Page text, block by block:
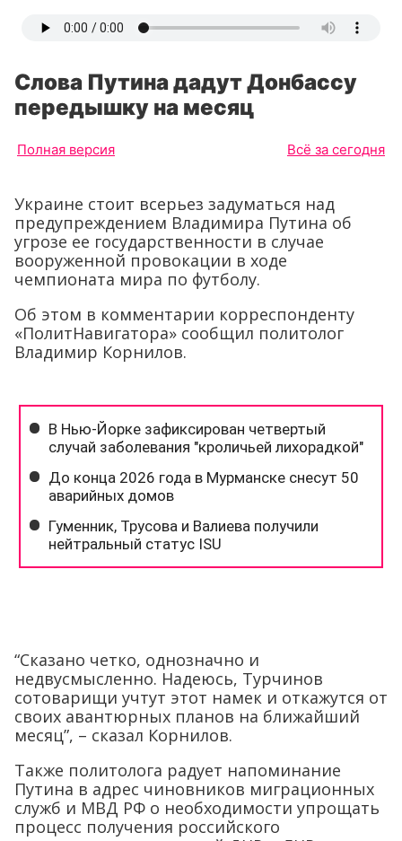
Слова Путина дадут Донбассу
передышку на месяц
Полная версия Всё за сегодня
Украине стоит всерьез задуматься над
предупреждением Владимира Путина об
угрозе ее государственности в случае
вооруженной провокации в ходе
чемпионата мира по футболу.
Об этом в комментарии корреспонденту
«ПолитНавигатора» сообщил политолог
Владимир Корнилов.
“Сказано четко, однозначно и
недвусмысленно. Надеюсь, Турчинов
сотоварищи учтут этот намек и откажутся от
своих авантюрных планов на ближайший
месяц”, – сказал Корнилов.
Также политолога радует напоминание
Путина в адрес чиновников миграционных
служб и МВД РФ о необходимости упрощать
процесс получения российского